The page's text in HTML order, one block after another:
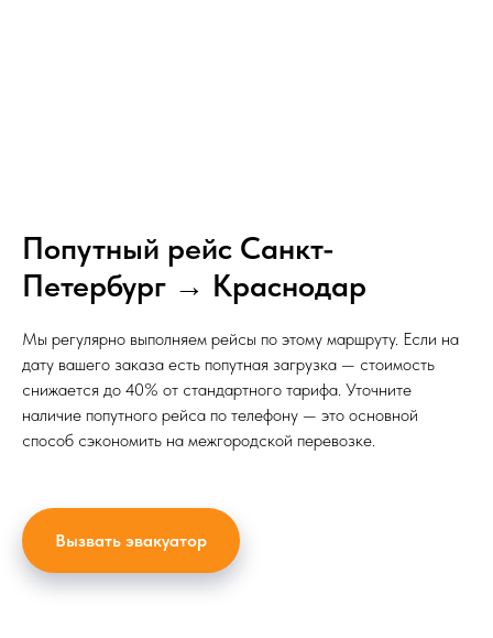
Попутный рейс Санкт-
Петербург → Краснодар
Мы регулярно выполняем рейсы по этому маршруту. Если на
дату вашего заказа есть попутная загрузка — стоимость
снижается до 40% от стандартного тарифа. Уточните
наличие попутного рейса по телефону — это основной
способ сэкономить на межгородской перевозке.
Вызвать эвакуатор